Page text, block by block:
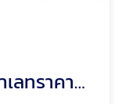
จำหน่ายฟิล์มยืด ฟิล์มพาเลทราคาถูก